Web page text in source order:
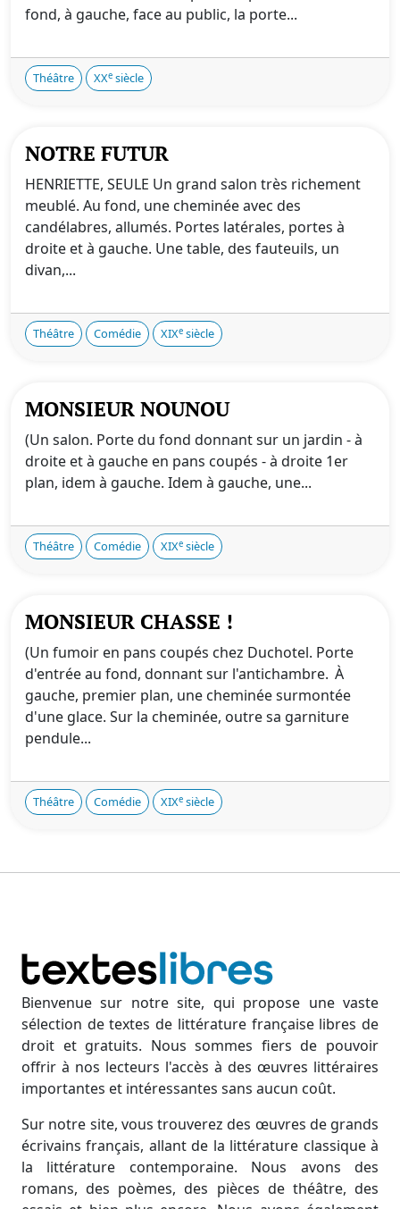
fond, à gauche, face au public, la porte...
Théâtre XXe siècle
NOTRE FUTUR
HENRIETTE, SEULE Un grand salon très richement
meublé. Au fond, une cheminée avec des
candélabres, allumés. Portes latérales, portes à
droite et à gauche. Une table, des fauteuils, un
divan,...
Théâtre Comédie XIXe siècle
MONSIEUR NOUNOU
(Un salon. Porte du fond donnant sur un jardin - à
droite et à gauche en pans coupés - à droite 1er
plan, idem à gauche. Idem à gauche, une...
Théâtre Comédie XIXe siècle
MONSIEUR CHASSE !
(Un fumoir en pans coupés chez Duchotel. Porte
d'entrée au fond, donnant sur l'antichambre. À
gauche, premier plan, une cheminée surmontée
d'une glace. Sur la cheminée, outre sa garniture
pendule...
Théâtre Comédie XIXe siècle
Bienvenue sur notre site, qui propose une vaste
sélection de textes de littérature française libres de
droit et gratuits. Nous sommes fiers de pouvoir
offrir à nos lecteurs l'accès à des œuvres littéraires
importantes et intéressantes sans aucun coût.
Sur notre site, vous trouverez des œuvres de grands
écrivains français, allant de la littérature classique à
la littérature contemporaine. Nous avons des
romans, des poèmes, des pièces de théâtre, des